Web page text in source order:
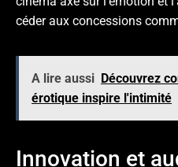
céder aux concessions
A lire aussi Découvrez
érotique inspire l'intimité
Innovation et